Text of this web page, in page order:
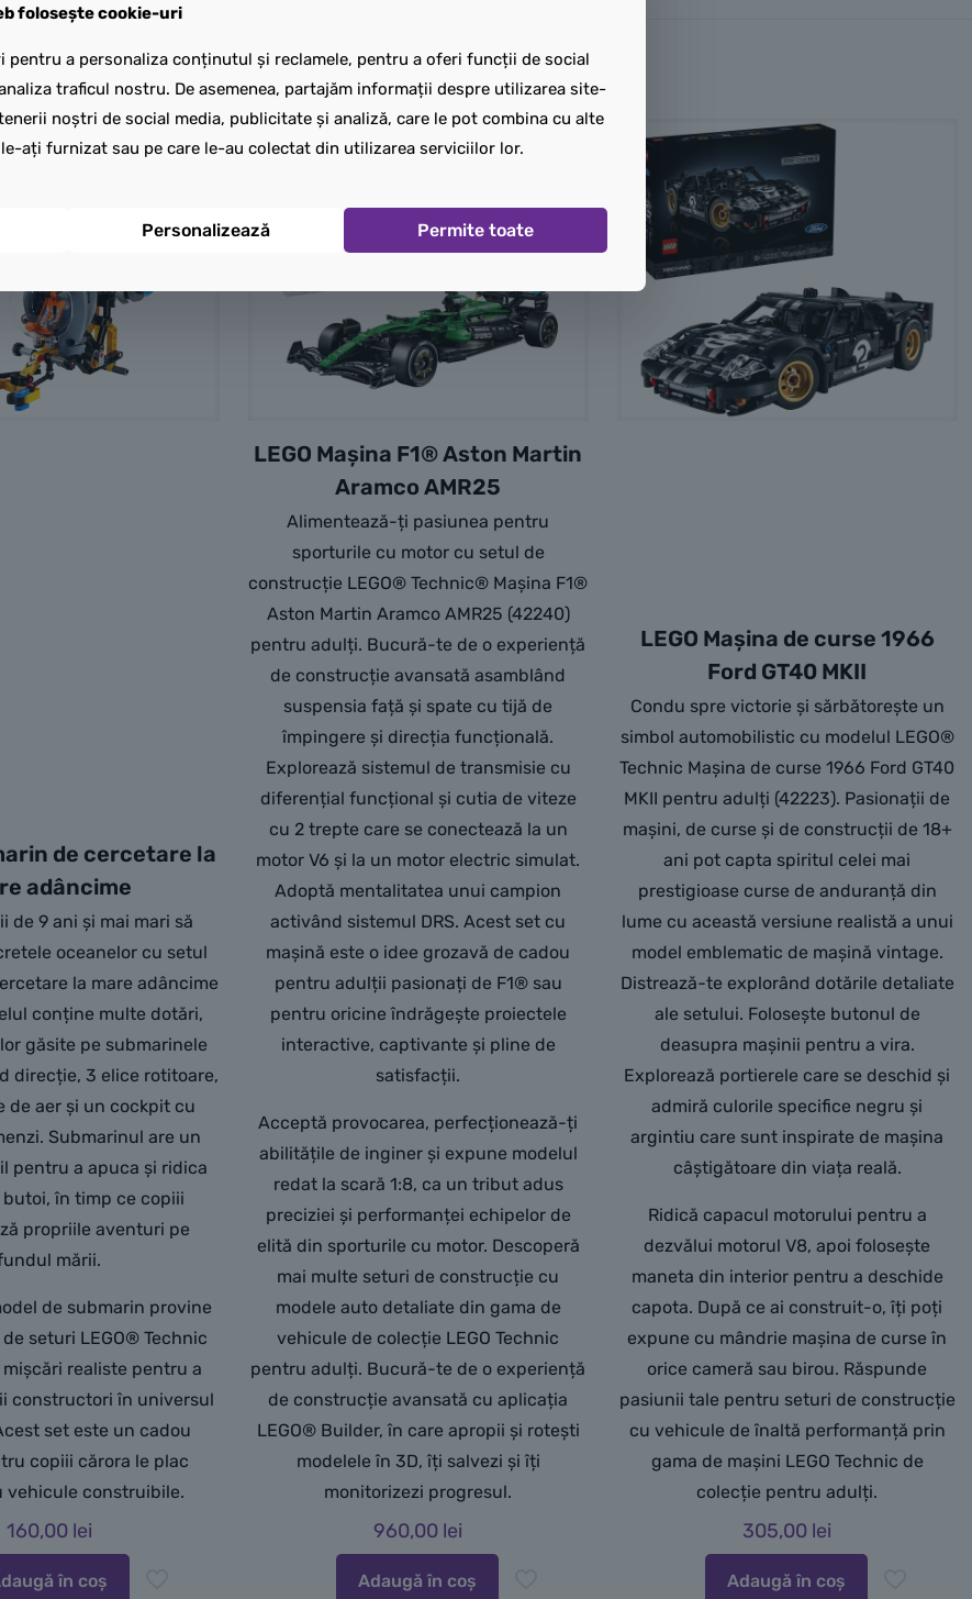
de cercetare la
adâncime
de 9 ani și mai mari să
oceanelor cu setul
la mare adâncime
conține multe dotări,
găsite pe submarinele
direcție, 3 elice rotitoare,
de aer și un cockpit cu
Submarinul are un
pentru a apuca și ridica
în timp ce copiii
propriile aventuri pe
mării.
de submarin provine
seturi LEGO® Technic
realiste pentru a
constructori în universul
set este un cadou
copiii cărora le plac
vehicule construibile.
160,00 lei
în coș
LEGO Mașina F1® Aston Martin
Aramco AMR25
Alimentează-ți pasiunea pentru
sporturile cu motor cu setul de
construcție LEGO® Technic® Mașina F1®
Aston Martin Aramco AMR25 (42240)
pentru adulți. Bucură-te de o experiență
de construcție avansată asamblând
suspensia față și spate cu tijă de
împingere și direcția funcțională.
Explorează sistemul de transmisie cu
diferențial funcțional și cutia de viteze
cu 2 trepte care se conectează la un
motor V6 și la un motor electric simulat.
Adoptă mentalitatea unui campion
activând sistemul DRS. Acest set cu
mașină este o idee grozavă de cadou
pentru adulții pasionați de F1® sau
pentru oricine îndrăgește proiectele
interactive, captivante și pline de
satisfacții.
Acceptă provocarea, perfecționează-ți
abilitățile de inginer și expune modelul
redat la scară 1:8, ca un tribut adus
preciziei și performanței echipelor de
elită din sporturile cu motor. Descoperă
mai multe seturi de construcție cu
modele auto detaliate din gama de
vehicule de colecție LEGO Technic
pentru adulți. Bucură-te de o experiență
de construcție avansată cu aplicația
LEGO® Builder, în care apropii și rotești
modelele în 3D, îți salvezi și îți
monitorizezi progresul.
960,00 lei
Adaugă în coș
LEGO Mașina de curse 1966
Ford GT40 MKII
Condu spre victorie și sărbătorește un
simbol automobilistic cu modelul LEGO®
Technic Mașina de curse 1966 Ford GT40
MKII pentru adulți (42223). Pasionații de
mașini, de curse și de construcții de 18+
ani pot capta spiritul celei mai
prestigioase curse de anduranță din
lume cu această versiune realistă a unui
model emblematic de mașină vintage.
Distrează-te explorând dotările detaliate
ale setului. Folosește butonul de
deasupra mașinii pentru a vira.
Explorează portierele care se deschid și
admiră culorile specifice negru și
argintiu care sunt inspirate de mașina
câștigătoare din viața reală.
Ridică capacul motorului pentru a
dezvălui motorul V8, apoi folosește
maneta din interior pentru a deschide
capota. După ce ai construit-o, îți poți
expune cu mândrie mașina de curse în
orice cameră sau birou. Răspunde
pasiunii tale pentru seturi de construcție
cu vehicule de înaltă performanță prin
gama de mașini LEGO Technic de
colecție pentru adulți.
305,00 lei
Adaugă în coș
folosește cookie-uri
pentru a personaliza conținutul și reclamele, pentru a oferi funcții de social
traficul nostru. De asemenea, partajăm informații despre utilizarea site-
noștri de social media, publicitate și analiză, care le pot combina cu alte
ați furnizat sau pe care le-au colectat din utilizarea serviciilor lor.
Personalizează Permite toate